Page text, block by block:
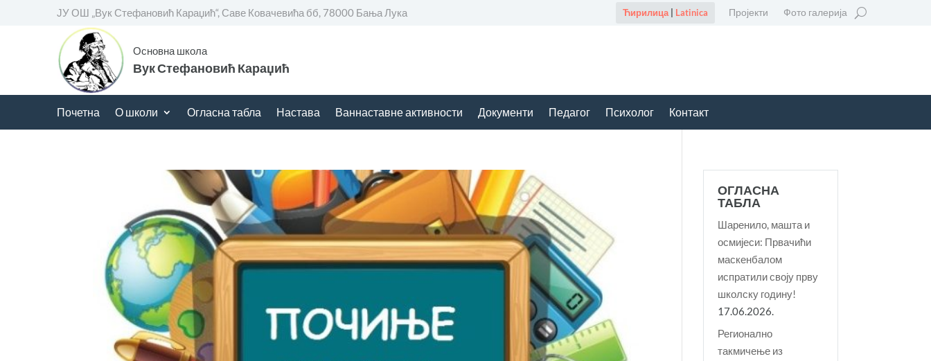
ЈУ ОШ „Вук Стефановић Караџић“, Саве Ковачевића бб, 78000 Бања Лука Пројекти Фото галерија
Ћирилица| Latinica
Основна школа
Вук Стефановић Караџић
Почетна О школи Огласна табла Настава Ваннаставне активности Документи Педагог Психолог Контакт
ОГЛАСНА
ТАБЛА
Шаренило, машта и
осмијеси: Првачићи
маскенбалом
испратили своју прву
школску годину!
17.06.2026.
Регионално
такмичење из